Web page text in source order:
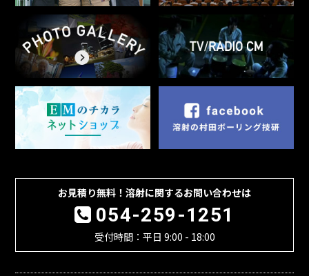
お見積り無料！溶射に関するお問い合わせは
054-259-1251
受付時間：平日 9:00 - 18:00